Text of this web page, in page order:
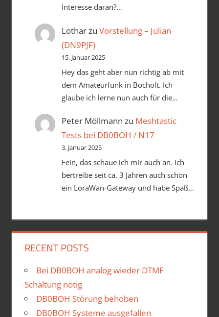
Interesse daran?…
Lotharzu Vorstellung – Julian
(DN9PJF)
15. Januar 2025
Hey das geht aber nun richtig ab mit
dem Amateurfunk in Bocholt. Ich
glaube ich lerne nun auch für die…
Peter Möllmann zu Meshtastic
Tests bei DB0BOH / N17
3. Januar 2025
Fein, das schaue ich mir auch an. Ich
bertreibe seit ca. 3 Jahren auch schon
ein LoraWan-Gateway und habe Spaß…
RECENT POSTS
Bei DB0BOH analog wieder DTMF
Schaltung nötig
DB0BOH Störung behoben
DB0BOH Systeme ausgefallen